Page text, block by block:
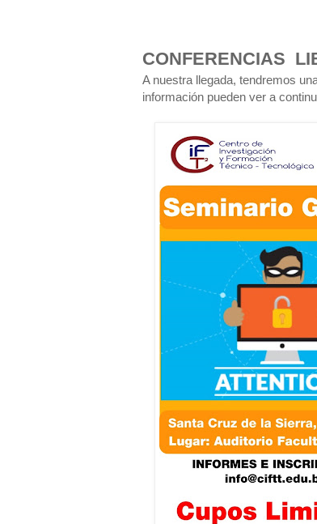
CONFERENCIAS
A nuestra llegada, tendremos
información pueden ver a